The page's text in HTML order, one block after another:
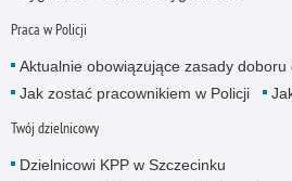
Praca w Policji
Aktualnie obowiązujące zasady doboru
Jak zostać pracownikiem w Policji
Twój dzielnicowy
Dzielnicowi KPP w Szczecinku